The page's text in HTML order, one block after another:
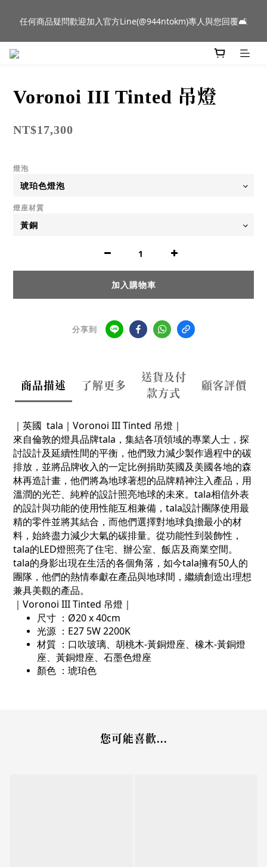
群門市展示中✨
任何商品疑問歡迎加入官方Line(@944ntokm)專人與您回覆🛋️
新品到貨｜日本燈具品牌 Ambientec 年度新品 Barcarolle 臺中樂
Voronoi III Tinted 吊燈
NT$17,300
燈泡
燈座材質
加入購物車
分享到
商品描述 了解更多
送貨及付
款方式
顧客評價
｜ 英國 tala ｜ Voronoi III Tinted 吊燈｜
來自倫敦的燈具品牌tala，集結各項領域的專業人士，探
討設計及延續性間的平衡，他們致力減少製作過程中的碳
排放，並將品牌收入的一定比例捐助英國及美國各地的森
林再造計畫，他們將為地球著想的品牌精神注入產品，用
溫潤的光芒、純粹的設計照亮地球的未來。 tala相信外表
的設計與功能的使用性能互相兼備， tala設計團隊使用最
精的零件並將其結合，而他們選擇對地球負擔最小的材
料，始終盡力減少大氣的碳排量。從功能性到裝飾性，
tala的LED燈照亮了住宅、辦公室、飯店及商業空間。
tala的身影出現在生活的各個角落，如今tala擁有50人的
團隊，他們的熱情奉獻在產品與地球間，繼續創造出理想
兼具美觀的產品。
｜Voronoi III Tinted 吊燈｜
尺寸 ：Ø20 x 40cm
光源 ：E27 5W 2200K
材質 ：口吹玻璃、胡桃木-黃銅燈座、橡木-黃銅燈
座、黃銅燈座、石墨色燈座
顏色 ：琥珀色
您可能喜歡...